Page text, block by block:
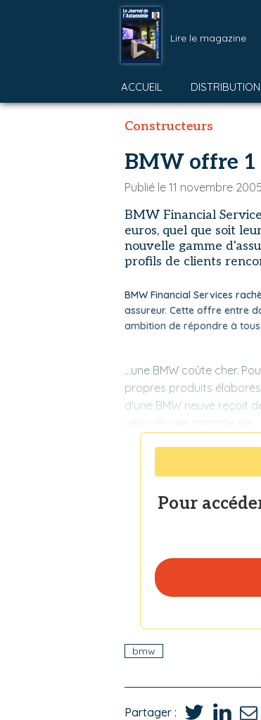
Lire le magazine
ACCUEIL DISTRIBUTION
Constructeurs
BMW offre 1
Publié le 11 novembre 2005
BMW Financial
euros, quel que soit
nouvelle gamme
profils de clients
BMW Financial Services
assureur. Cette offre entre
ambition de répondre à tous
...une BMW coûte cher.
propres produits
d'une BMW neuve reçoit
Pour
bmw
Partager :